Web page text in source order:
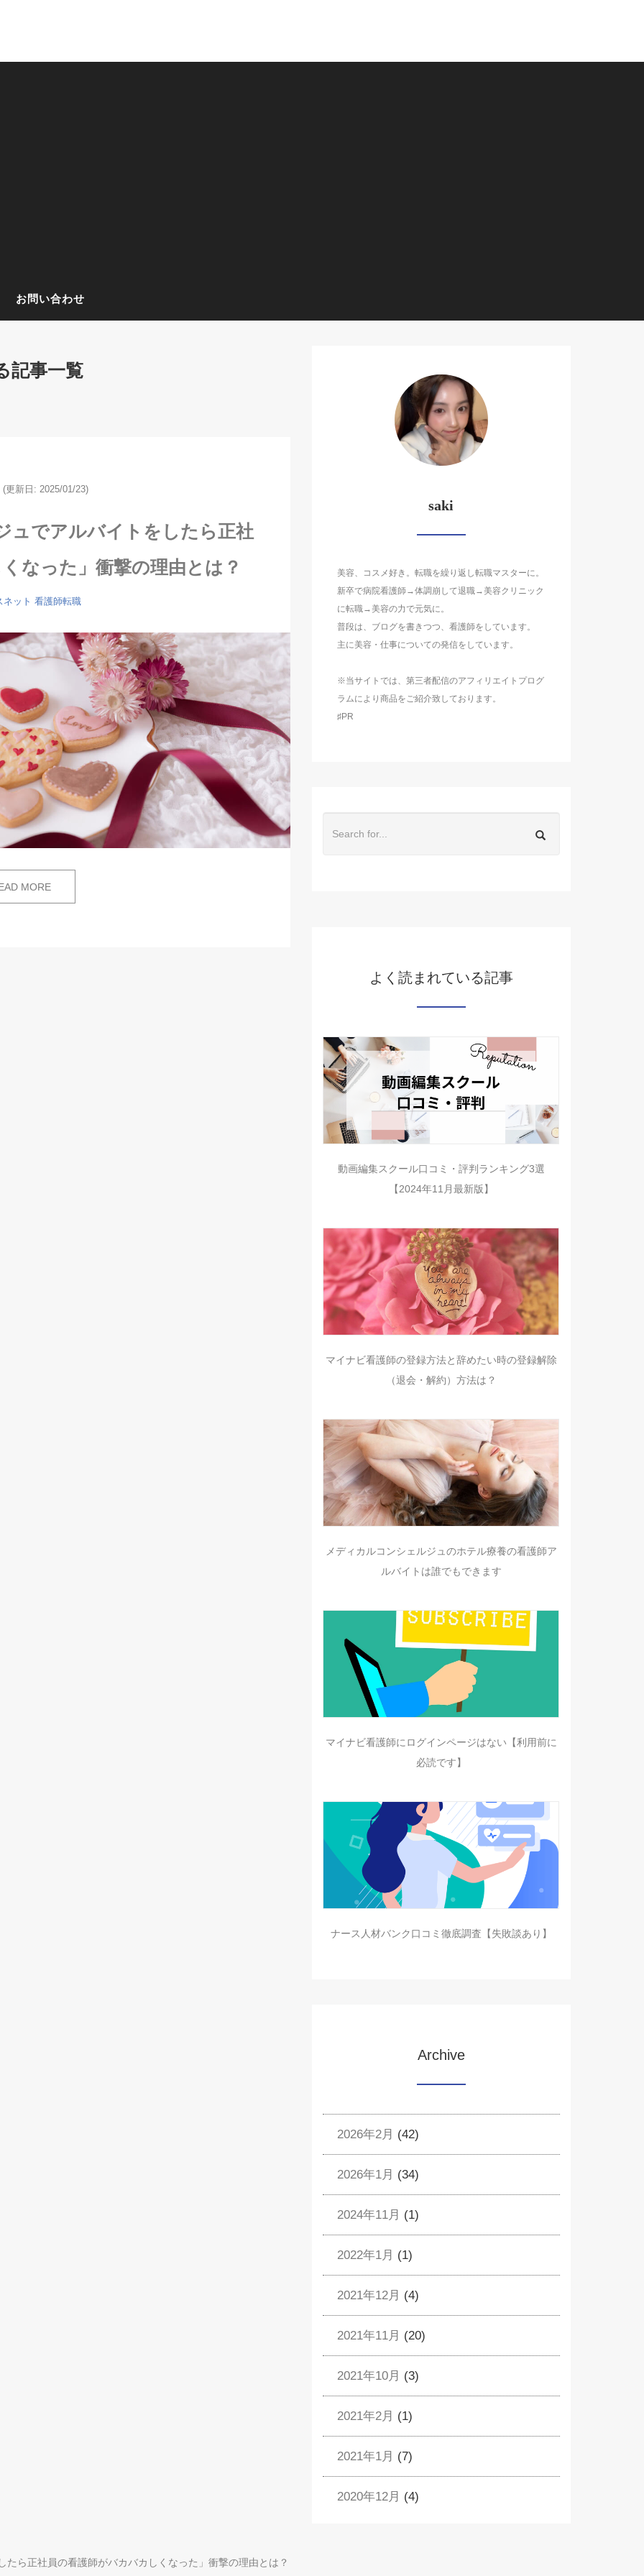
お問い合わせ
記事一覧
(更新日: 2025/01/23)
ュでアルバイトをしたら正社
なった」衝撃の理由とは？
ネット 看護師転職
MORE
saki
美容、コスメ好き。転職を繰り返し転職マスターに。
新卒で病院看護師→体調崩して退職→美容クリニック
に転職→美容の力で元気に。
普段は、ブログを書きつつ、看護師をしています。
主に美容・仕事についての発信をしています。
※当サイトでは、第三者配信のアフィリエイトプログ
ラムにより商品をご紹介致しております。
♯PR
よく読まれている記事
動画編集スクール口コミ・評判ランキング3選
【2024年11月最新版】
マイナビ看護師の登録方法と辞めたい時の登録解除
（退会・解約）方法は？
メディカルコンシェルジュのホテル療養の看護師ア
ルバイトは誰でもできます
マイナビ看護師にログインページはない【利用前に
必読です】
ナース人材バンク口コミ徹底調査【失敗談あり】
Archive
2026年2月 (42)
2026年1月 (34)
2024年11月 (1)
2022年1月 (1)
2021年12月 (4)
2021年11月 (20)
2021年10月 (3)
2021年2月 (1)
2021年1月 (7)
2020年12月 (4)
ら正社員の看護師がバカバカしくなった」衝撃の理由とは？